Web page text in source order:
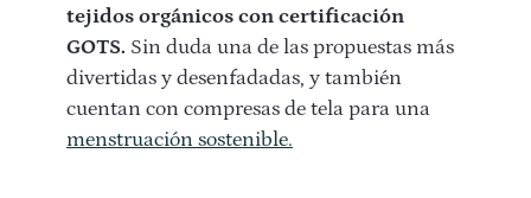
tejidos orgánicos con certificación
GOTS. Sin duda una de las propuestas más
divertidas y desenfadadas, y también
cuentan con compresas de tela para una
menstruación sostenible.